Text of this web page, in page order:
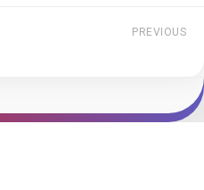
PREVIOUS